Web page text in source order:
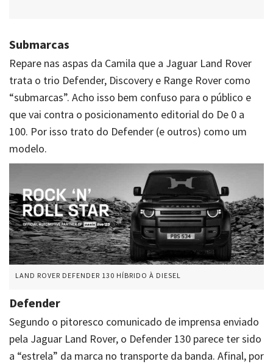
Submarcas
Repare nas aspas da Camila que a Jaguar Land Rover
trata o trio Defender, Discovery e Range Rover como
“submarcas”. Acho isso bem confuso para o público e
que vai contra o posicionamento editorial do De 0 a
100. Por isso trato do Defender (e outros) como um
modelo.
LAND ROVER DEFENDER 130 HÍBRIDO À DIESEL
Defender
Segundo o pitoresco comunicado de imprensa enviado
pela Jaguar Land Rover, o Defender 130 parece ter sido
a “estrela” da marca no transporte da banda. Afinal, por